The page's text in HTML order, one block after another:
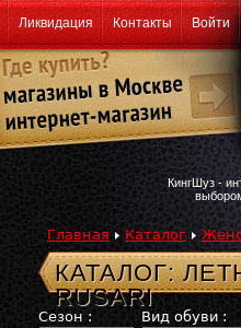
Ликвидация Контакты Войти
КингШуз -
Главная Каталог
КАТАЛОГ:
RUSARI
Сезон : Вид обуви :